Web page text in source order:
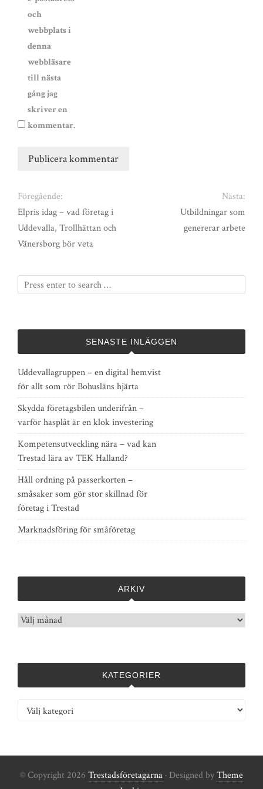
och
webbplats i
denna
webbläsare
till nästa
gång jag
skriver en
kommentar.
Föregående:
Elpris idag – vad företag i
Uddevalla, Trollhättan och
Vänersborg bör veta
Nästa:
Utbildningar som
genererar arbete
SENASTE INLÄGGEN
Uddevallagruppen – en digital hemvist
för allt som rör Bohusläns hjärta
Skydda företagsbilen underifrån –
varför hasplåt är en klok investering
Kompetensutveckling nära – vad kan
Trestad lära av TEK Halland?
Håll ordning på passerkorten –
småsaker som gör stor skillnad för
företag i Trestad
Marknadsföring för småföretag
ARKIV
Arkiv
KATEGORIER
Kategorier
© Copyright 2026 Trestadsföretagarna · Designed byTheme